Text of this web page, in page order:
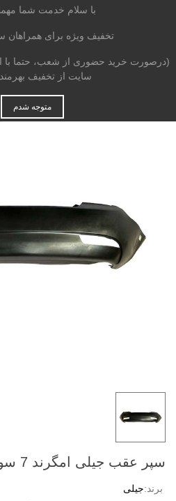
خانه > بدنه > سپر > سپر عقب جیلی
سپر عقب جیلی امگرند 7 سواری
برند:جیلی
با سلام خدمت شما
تخفیف ویژه برای همراهان
(درصورت خرید حضوری از شعب، حتما با
سایت از تخفیف
متوجه شدم